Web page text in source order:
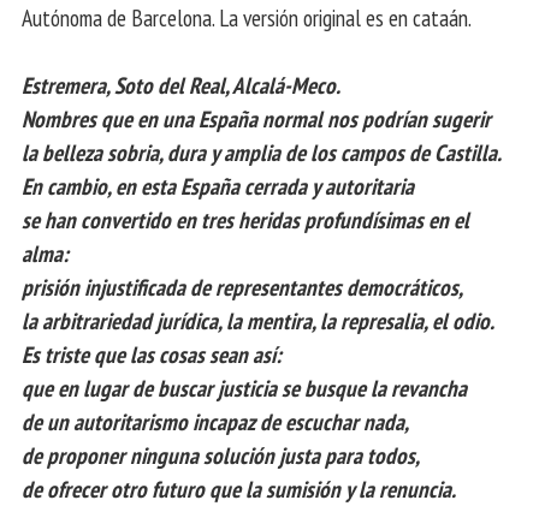
Autónoma de Barcelona. La versión original es en cataán.
Estremera, Soto del Real, Alcalá-Meco.
Nombres que en una España normal nos podrían sugerir
la belleza sobria, dura y amplia de los campos de Castilla.
En cambio, en esta España cerrada y autoritaria
se han convertido en tres heridas profundísimas en el
alma:
prisión injustificada de representantes democráticos,
la arbitrariedad jurídica, la mentira, la represalia, el odio.
Es triste que las cosas sean así:
que en lugar de buscar justicia se busque la revancha
de un autoritarismo incapaz de escuchar nada,
de proponer ninguna solución justa para todos,
de ofrecer otro futuro que la sumisión y la renuncia.